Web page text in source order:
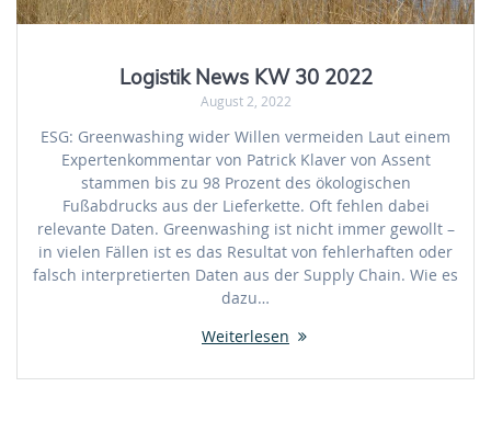
Logistik News KW 30 2022
August 2, 2022
ESG: Greenwashing wider Willen vermeiden Laut einem
Expertenkommentar von Patrick Klaver von Assent
stammen bis zu 98 Prozent des ökologischen
Fußabdrucks aus der Lieferkette. Oft fehlen dabei
relevante Daten. Greenwashing ist nicht immer gewollt –
in vielen Fällen ist es das Resultat von fehlerhaften oder
falsch interpretierten Daten aus der Supply Chain. Wie es
dazu…
Weiterlesen